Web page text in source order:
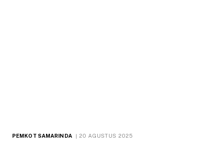
PEMKOT SAMARINDA 20 AGUSTUS 2025